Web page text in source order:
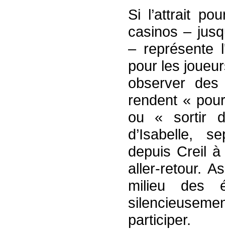
Si l’attrait
casinos –
– représente
pour les
observer
rendent «
ou « sortir
d’Isabelle,
depuis Creil
aller-retour.
milieu des
participer.